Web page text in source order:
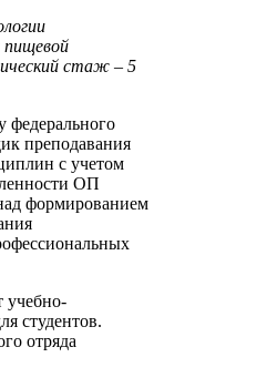
пищевой
стаж – 5
федерального
преподавания
с учетом
ОП
формированием
учебно-
студентов.
отряда